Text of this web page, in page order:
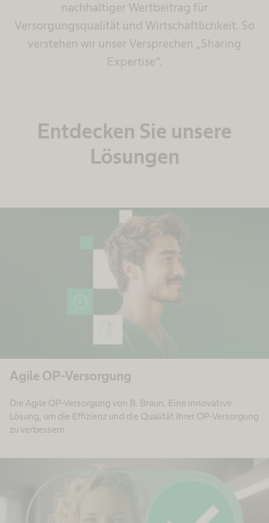
nachhaltiger Wertbeitrag für
Versorgungsqualität und Wirtschaftlichkeit. So
verstehen wir unser Versprechen „Sharing
Expertise“.
Entdecken Sie unsere
Lösungen
Agile OP-Versorgung
Die Agile OP-Versorgung von B. Braun. Eine innovative
Lösung, um die Effizienz und die Qualität Ihrer OP-Versorgung
zu verbessern.